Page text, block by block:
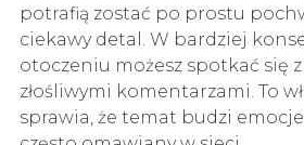
potrafią zostać po prostu
ciekawy detal. W bardziej
otoczeniu możesz spotkać się
złośliwymi komentarzami. To
sprawia, że temat budzi